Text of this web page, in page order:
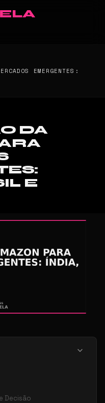
EMERGENTES:
DA
E
Decisão